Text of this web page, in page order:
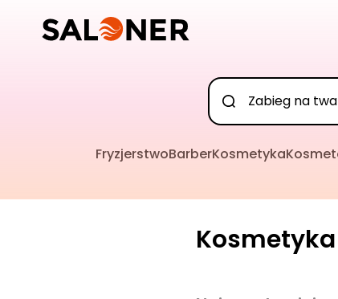
FryzjerstwoBarberKosmetyka